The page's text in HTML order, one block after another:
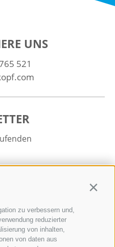
zu verbessern und,
reduzierter
von inhalten,
von daten aus
UNS
521